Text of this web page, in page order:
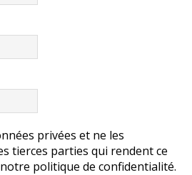
privées et ne les
tierces parties qui rendent ce
politique de confidentialité.